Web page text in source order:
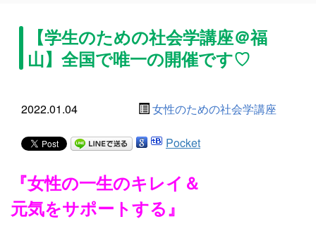
【学生のための社会学講座＠福
山】全国で唯一の開催です♡
2022.01.04 女性のための社会学講座
Pocket
『女性の一生のキレイ＆
元気をサポートする』